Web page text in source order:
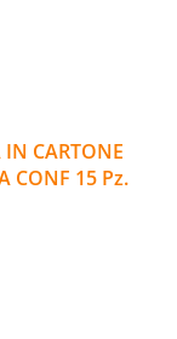
CARTONE
CONF 15 Pz.